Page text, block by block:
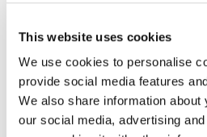
This website uses cookies
We use cookies to personalise
provide social media features
We also share information
our social media, advertising
conjunto de datos
encuestados en uno o
por ejemplo, podrían estar
costosos de reclutar). Si
de datos de una encuesta